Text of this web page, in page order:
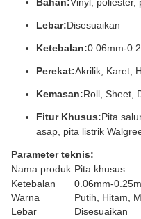
Lebar:Disesuaikan
Ketebalan:0.06mm-
Perekat:Akrilik, Karet,
Kemasan:Roll, Sheet,
Fitur Khusus:Pita
asap, pita listrik
Parameter teknis:
Nama produk Pita khusus
Ketebalan
0.06mm-
Warna
Putih, Hitam,
Lebar
Disesuaikan